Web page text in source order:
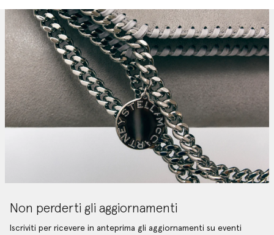
Non perderti gli aggiornamenti
Iscriviti per ricevere in anteprima gli aggiornamenti su eventi